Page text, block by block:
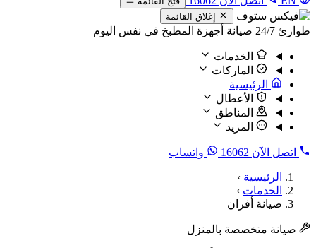
إغلاق القائمة
طوارئ 24/7 صيانة أجهزة المطبخ في نفس اليوم
الخدمات
الماركات
الرئيسية
الأعطال
المناطق
المزيد
اتصل الآن 16062 واتساب
الرئيسية ›
الخدمات ›
صيانة أفران
صيانة متخصصة بالمنزل